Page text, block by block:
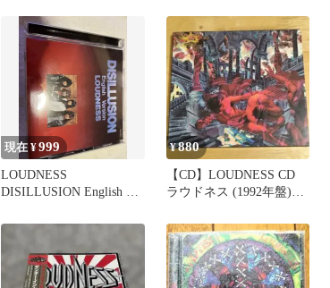
現在 ¥999
LOUDNESS
DISILLUSION English ラ
¥880
【CD】LOUDNESS CD
ラウドネス (1992年盤)